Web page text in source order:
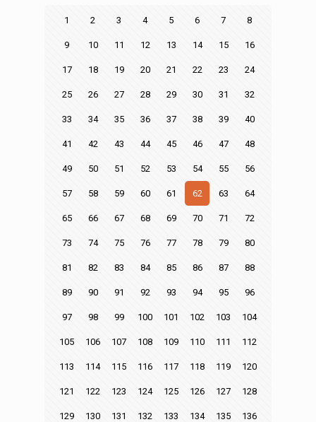
1 2 3 4 5 6 7 8
9 10 11 12 13 14 15 16
17 18 19 20 21 22 23 24
25 26 27 28 29 30 31 32
33 34 35 36 37 38 39 40
41 42 43 44 45 46 47 48
49 50 51 52 53 54 55 56
57 58 59 60 61 62 63 64
65 66 67 68 69 70 71 72
73 74 75 76 77 78 79 80
81 82 83 84 85 86 87 88
89 90 91 92 93 94 95 96
97 98 99 100 101 102 103 104
105 106 107 108 109 110 111 112
113 114 115 116 117 118 119 120
121 122 123 124 125 126 127 128
129 130 131 132 133 134 135 136